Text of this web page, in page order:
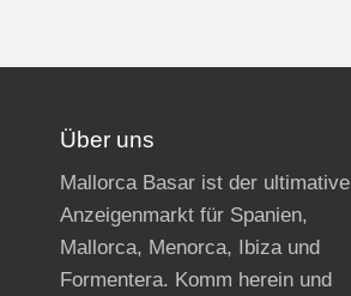
Über uns
Mallorca Basar ist der ultimative
Anzeigenmarkt für Spanien,
Mallorca, Menorca, Ibiza und
Formentera. Komm herein und